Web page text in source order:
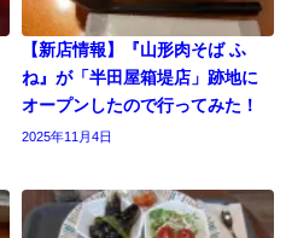
【新店情報】『山形肉そば ふ
ね』が「半田屋箱堤店」跡地に
オープンしたので行ってみた！
2025年11月4日